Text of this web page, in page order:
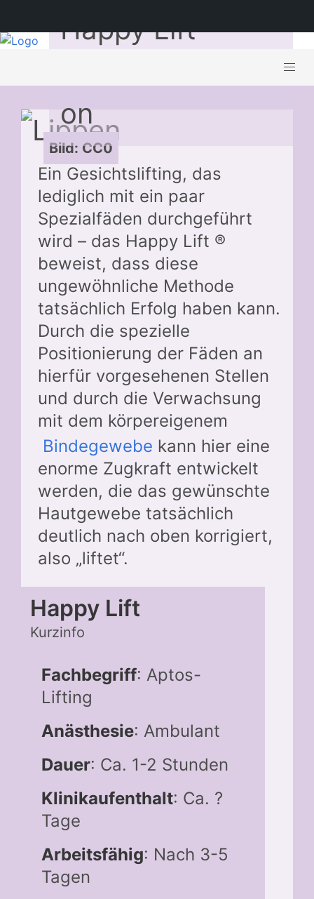
Bild: CC0
Happy Lift –
on
Ein Gesichtslifting, das
lediglich mit ein paar
Spezialfäden durchgeführt
wird – das Happy Lift ®
beweist, dass diese
ungewöhnliche Methode
tatsächlich Erfolg haben kann.
Durch die spezielle
Positionierung der Fäden an
hierfür vorgesehenen Stellen
und durch die Verwachsung
mit dem körpereigenem
Bindegewebe kann hier eine
enorme Zugkraft entwickelt
werden, die das gewünschte
Hautgewebe tatsächlich
deutlich nach oben korrigiert,
also „liftet“.
Happy Lift
Kurzinfo
Fachbegriff: Aptos-
Lifting
Anästhesie: Ambulant
Dauer: Ca. 1-2 Stunden
Klinikaufenthalt: Ca. ?
Tage
Arbeitsfähig: Nach 3-5
Tagen